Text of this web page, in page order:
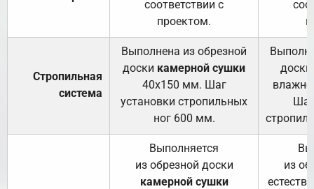
соответствии с
проектом.
Стропильная
система
Выполнена из обрезной
доски камерной сушки
40х150 мм. Шаг
установки стропильных
ног 600 мм.
доски
Выполняется
из обрезной доски
камерной сушки
из